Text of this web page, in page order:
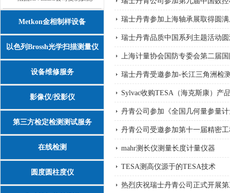
Metkon金相制样设备
以色列Brossh光学扫描测量仪
设备维修服务
影像仪/投影仪
第三方检定检测测试服务
在线检测
圆度圆柱度仪
瑞士丹青参加上海轴承展取得圆
瑞士丹青品质中国系列主题活动
上海计量协会国防专委会第二届
瑞士丹青受邀参加-长江三角洲检
Sylvac收购TESA（海克斯康）产
丹青公司参加《全国几何量参量
丹青公司受邀参加第十一届精密
mahr测长仪测量长度计量仪器
TESA测高仪源于的TESA技术
热烈庆祝瑞士丹青公司正式开展